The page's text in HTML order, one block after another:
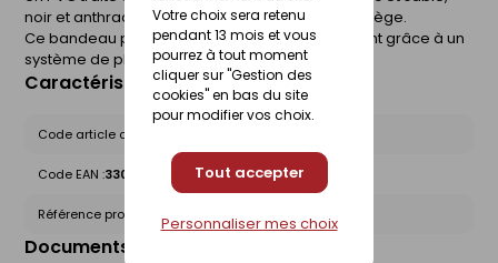
Votre choix sera retenu
pendant 13 mois et vous
pourrez à tout moment
cliquer sur "Gestion des
cookies" en bas du site
pour modifier vos choix.
Tout accepter
Personnaliser mes choix
noir et anthracite ) ou plaxées en finition chêne liège.
Ce bandeau permet l'habillage du débordement grâce à un
système de planche clouée sur la charpente.
Caractéristiques du produit
Code article chez le fournisseur :
Code EAN :3309033063509
Référence produit nationale Gedimat : 30117236
Documents liés